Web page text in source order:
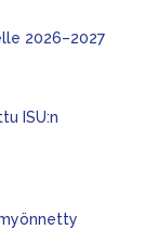
2026–2027
ISU:n